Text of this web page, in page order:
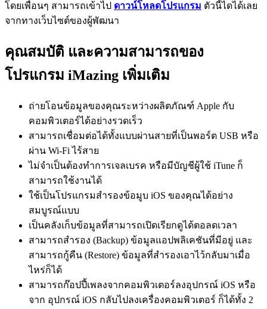
โดยเพื่อนๆ สามารถเข้าไป ดาวน์โหลดโปรแกรม ตัวนี้ไดได้เลย
จากทางเว็บไซต์ของผู้พัฒนา
คุณสมบัติ และความสามารถของ
โปรแกรม iMazing เพิ่มเติม
ถ่ายโอนข้อมูลของคุณระหว่างผลิตภัณฑ์ Apple กับ
คอมพิวเตอร์ได้อย่างรวดเร็ว
สามารถเชื่อมต่อได้ทั้งแบบผ่านสายที่เป็นพอร์ต USB หรือ
ผ่าน Wi-Fi ไร้สาย
ไม่จำเป็นต้องทำการเจลเบรค หรือมีบัญชีผู้ใช้ iTune ก็
สามารถใช้งานได้
ใช้เป็นโปรแกรมสำรองข้อมูบ iOS ของคุณได้อย่าง
สมบูรณ์แบบ
เป็นคลังเก็บข้อมูลที่สามารถเปิดเรียกดูได้ตอลดเวลา
สามารถสำรอง (Backup) ข้อมูลแอปพลิเคชันที่มีอยู่ และ
สามารถกู้คืน (Restore) ข้อมูลที่สำรองเอาไว้กลับมาเมื่อ
ไหร่ก็ได้
สามารถก๊อปปี้เพลงจากคอมพิวเตอร์ลงอุปกรณ์ iOS หรือ
จาก อุปกรณ์ iOS กลับไปลงเครื่องคอมพิวเตอร์ ก็ได้ทั้ง 2